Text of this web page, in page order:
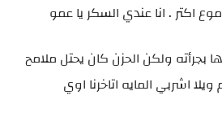
اكتر . انا عندي السكر يا عمو
بجرأته ولكن الحزن كان يحتل ملامح
اشربي المايه اتاخرنا اوي